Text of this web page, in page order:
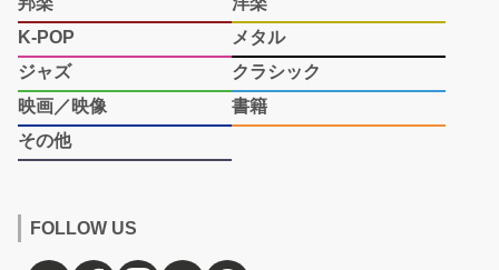
K-POP
メタル
ジャズ
クラシック
映画／映像
書籍
その他
FOLLOW US